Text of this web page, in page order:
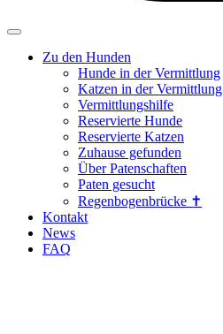
Zu den Hunden
Hunde in der Vermittlung
Katzen in der Vermittlung
Vermittlungshilfe
Reservierte Hunde
Reservierte Katzen
Zuhause gefunden
Über Patenschaften
Paten gesucht
Regenbogenbrücke ✝
Kontakt
News
FAQ